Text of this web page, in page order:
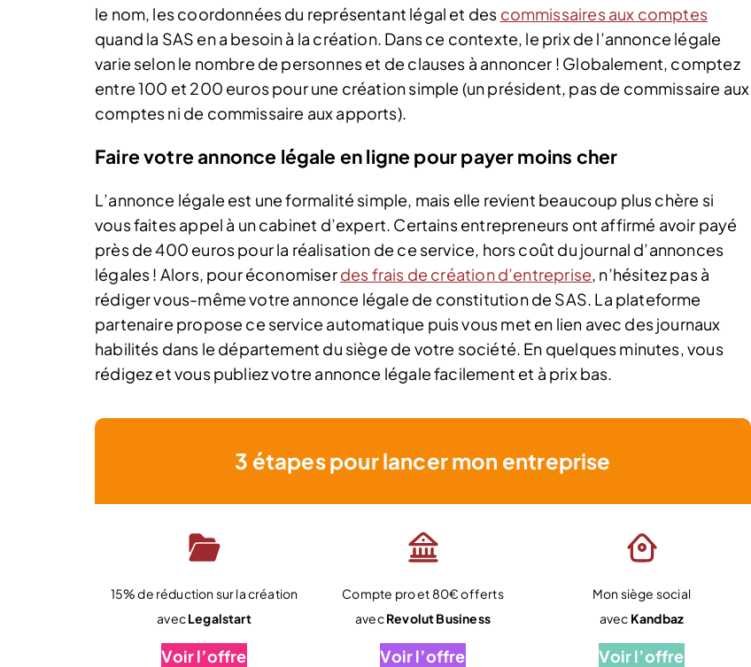
le nom, les coordonnées du représentant légal et des commissaires aux comptes
quand la SAS en a besoin à la création. Dans ce contexte, le prix de l’annonce légale
varie selon le nombre de personnes et de clauses à annoncer ! Globalement, comptez
entre 100 et 200 euros pour une création simple (un président, pas de commissaire aux
comptes ni de commissaire aux apports).
Faire votre annonce légale en ligne pour payer moins cher
L’annonce légale est une formalité simple, mais elle revient beaucoup plus chère si
vous faites appel à un cabinet d’expert. Certains entrepreneurs ont affirmé avoir payé
près de 400 euros pour la réalisation de ce service, hors coût du journal d’annonces
légales ! Alors, pour économiserdes frais de création d’entreprise, n’hésitez pas à
rédiger vous-même votre annonce légale de constitution de SAS. La plateforme
partenaire propose ce service automatique puis vous met en lien avec des journaux
habilités dans le département du siège de votre société. En quelques minutes, vous
rédigez et vous publiez votre annonce légale facilement et à prix bas.
3 étapes pour lancer mon entreprise
15% de réduction sur la création
avecLegalstart
Voir l’offre
Compte pro et 80€ offerts
avecRevolut Business
Voir l’offre
Mon siège social
avec Kandbaz
Voir l’offre